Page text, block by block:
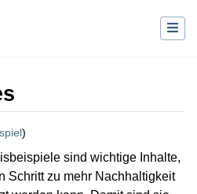
)
Suche
sind wichtige Inhalte,
Schritt zu mehr Nachhaltigkeit